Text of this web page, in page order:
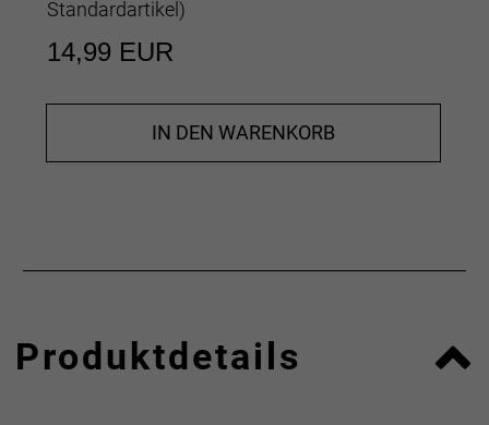
Standardartikel)
14,99 EUR
IN DEN WARENKORB
Produktdetails